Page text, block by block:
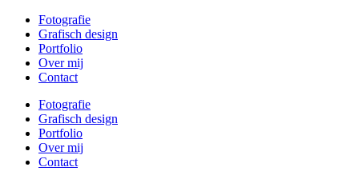
Fotografie
Grafisch design
Portfolio
Over mij
Contact
Fotografie
Grafisch design
Portfolio
Over mij
Contact